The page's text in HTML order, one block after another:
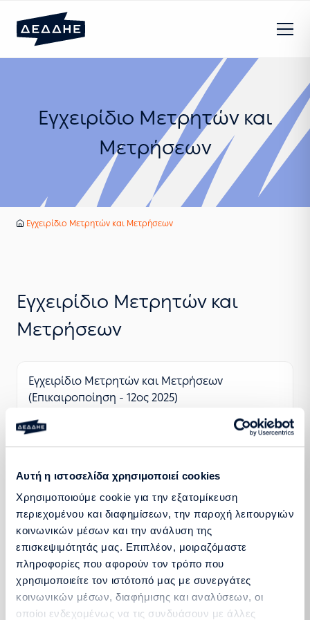
Αυτή η ιστοσελίδα χρησιμοποιεί cookies
Χρησιμοποιούμε cookie για την εξατομίκευση
περιεχομένου και διαφημίσεων, την παροχή λειτουργιών
κοινωνικών μέσων και την ανάλυση της
επισκεψιμότητάς μας. Επιπλέον, μοιραζόμαστε
πληροφορίες που αφορούν τον τρόπο που
χρησιμοποιείτε τον ιστότοπό μας με συνεργάτες
κοινωνικών μέσων, διαφήμισης και αναλύσεων, οι
οποίοι ενδεχομένως να τις συνδυάσουν με άλλες
Εγχειρίδιο Μετρητών και
Μετρήσεων
Αρχική
Υπηρεσίες
Μη διασυνδεδεμένα νησιά
Εγχειρίδια Εφαρμογής του Κώδικα ΜΔΝ
Εγχειρίδιο Μετρητών και Μετρήσεων
Εγχειρίδιο Μετρητών και
Μετρήσεων
Εγχειρίδιο Μετρητών και Μετρήσεων
(Επικαιροποίηση - 12ος 2025)
Περισσότερα
Εγχειρίδιο Μετρητών και Μετρήσεων (ΦΕΚ Β'
370/07.02.2020 - Απόφαση ΡΑΕ 30/2020)
Περισσότερα